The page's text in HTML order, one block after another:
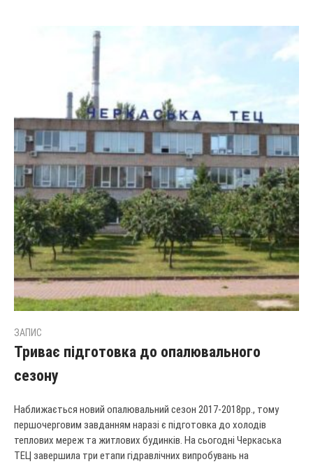
ЗАПИС
Триває підготовка до опалювального
сезону
Наближається новий опалювальний сезон 2017-2018рр., тому
першочерговим завданням наразі є підготовка до холодів
теплових мереж та житлових будинків. На сьогодні Черкаська
ТЕЦ завершила три етапи гідравлічних випробувань на